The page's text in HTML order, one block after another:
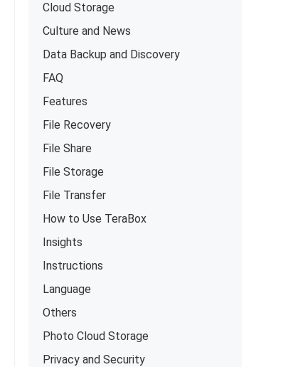
Cloud Storage
Culture and News
Data Backup and Discovery
FAQ
Features
File Recovery
File Share
File Storage
File Transfer
How to Use TeraBox
Insights
Instructions
Language
Others
Photo Cloud Storage
Privacy and Security